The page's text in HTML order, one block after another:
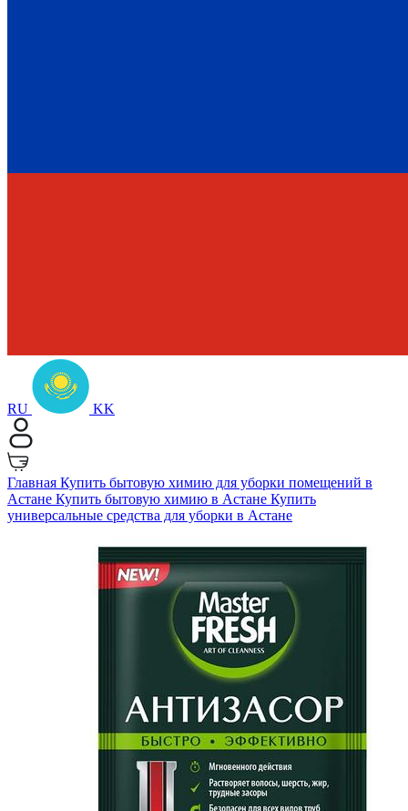
RU KK
Главная Купить бытовую химию для уборки помещений в
Астане Купить бытовую химию в Астане Купить
универсальные средства для уборки в Астане